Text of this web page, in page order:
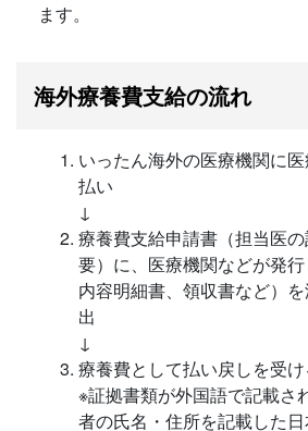
ます。
海外療養費支給の流れ
いったん海外の医療機関に
払い
↓
療養費支給申請書（担当医
要）に、医療機関などが発
内容明細書、領収書など）
出
↓
療養費として払い戻しを受け
※証拠書類が外国語で記載さ
者の氏名・住所を記載した